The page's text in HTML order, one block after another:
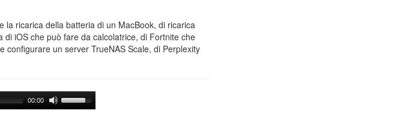
la ricarica della batteria di un MacBook, di ricarica
iOS che può fare da calcolatrice, di Fortnite che
configurare un server TrueNAS Scale, di Perplexity
00:00